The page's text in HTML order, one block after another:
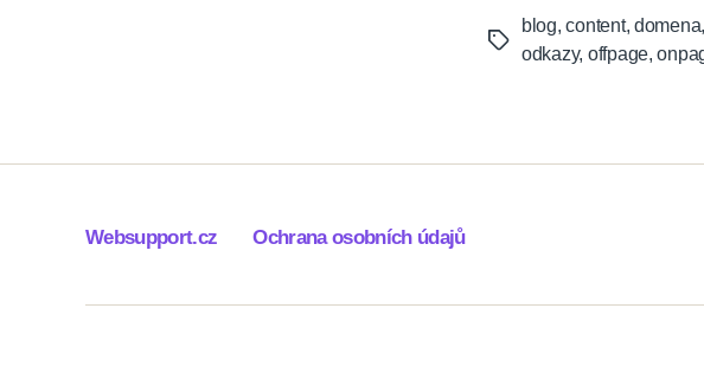
Tags
blog,content, domena,
odkazy, offpage,
Websupport.cz Ochrana osobních údajů